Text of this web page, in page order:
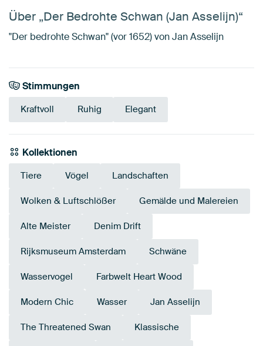
Über „Der Bedrohte Schwan (Jan Asselijn)“
"Der bedrohte Schwan" (vor 1652) von Jan Asselijn
Stimmungen
Kraftvoll Ruhig Elegant
Kollektionen
Tiere Vögel Landschaften
Wolken & Luftschlößer Gemälde und Malereien
Alte Meister Denim Drift
Rijksmuseum Amsterdam Schwäne
Wasservogel Farbwelt Heart Wood
Modern Chic Wasser Jan Asselijn
The Threatened Swan Klassische